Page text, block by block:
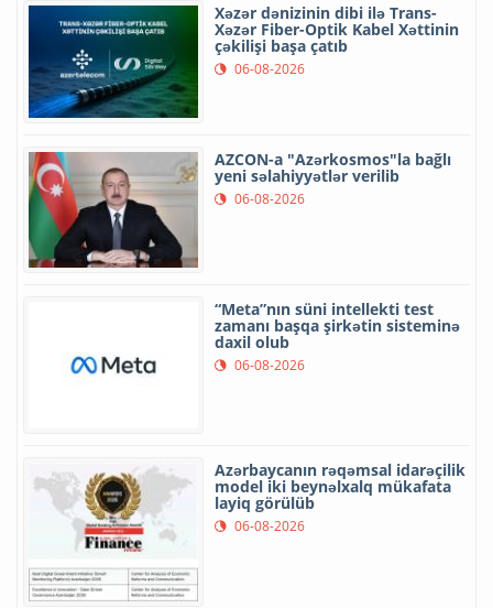
Xəzər dənizinin dibi ilə Trans-
Xəzər Fiber-Optik Kabel Xəttinin
çəkilişi başa çatıb
06-08-2026
AZCON-a "Azərkosmos"la bağlı
yeni səlahiyyətlər verilib
06-08-2026
“Meta”nın süni intellekti test
zamanı başqa şirkətin sisteminə
daxil olub
06-08-2026
Azərbaycanın rəqəmsal idarəçilik
model iki beynəlxalq mükafata
layiq görülüb
06-08-2026